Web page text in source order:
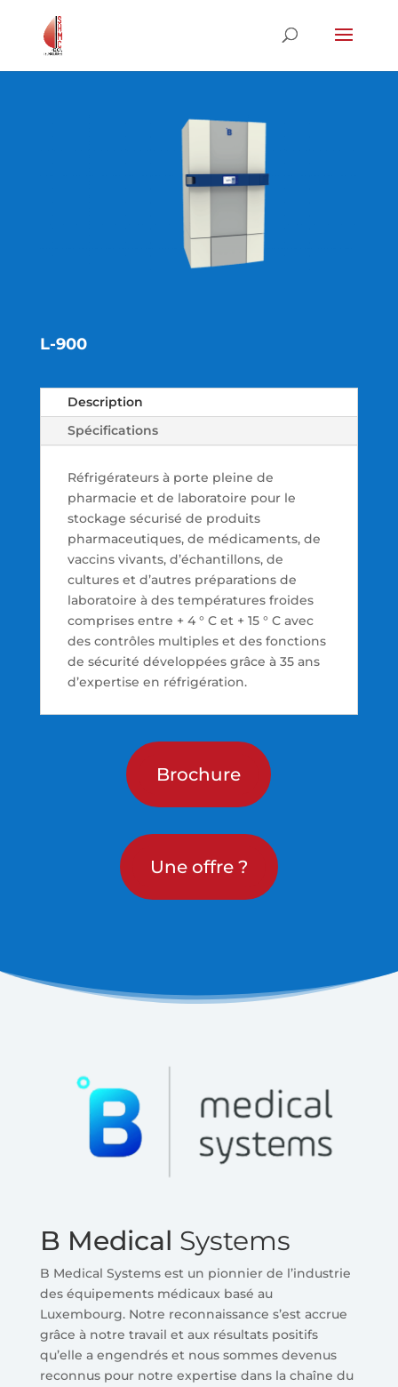
L-900
Description
Spécifications
Réfrigérateurs à porte pleine de
pharmacie et de laboratoire pour le
stockage sécurisé de produits
pharmaceutiques, de médicaments, de
vaccins vivants, d’échantillons, de
cultures et d’autres préparations de
laboratoire à des températures froides
comprises entre + 4 ° C et + 15 ° C avec
des contrôles multiples et des fonctions
de sécurité développées grâce à 35 ans
d’expertise en réfrigération.
Brochure
Une offre ?
B Medical Systems
B Medical Systems est un pionnier de l’industrie
des équipements médicaux basé au
Luxembourg. Notre reconnaissance s’est accrue
grâce à notre travail et aux résultats positifs
qu’elle a engendrés et nous sommes devenus
reconnus pour notre expertise dans la chaîne du